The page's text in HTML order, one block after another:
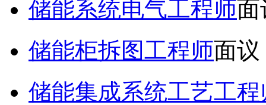
储能系统电气工程师面
储能柜拆图工程师面议
储能集成系统工艺工程